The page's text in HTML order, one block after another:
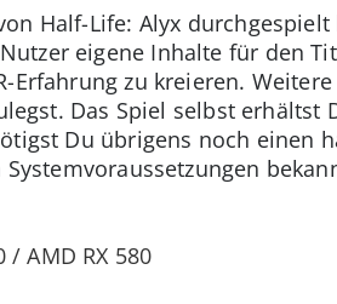
Half-Life: Alyx
eigene Inhalte für den
Erfahrung zu kreieren.
Das Spiel selbst
Du übrigens noch einen
/ AMD RX 580